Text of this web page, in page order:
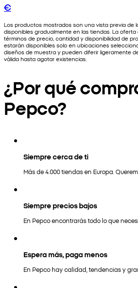
€
Los productos mostrados son una vista previa de
disponibles gradualmente en las tiendas. La
términos de precio, cantidad y disponibilidad de
estarán disponibles solo en ubicaciones
diseños de muestra y pueden diferir ligeramente
válida hasta agotar existencias.
¿Por qué
Pepco?
Siempre cerca de ti
Más de 4.000 tiendas en Europa.
Siempre precios bajos
En Pepco encontrarás todo lo que
Espera más, paga menos
En Pepco hay calidad, tendencias y